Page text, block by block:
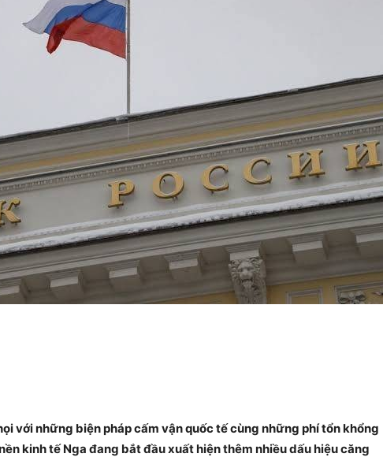
với những biện pháp cấm vận quốc tế cùng những phí tổn khổng
kinh tế Nga đang bắt đầu xuất hiện thêm nhiều dấu hiệu căng